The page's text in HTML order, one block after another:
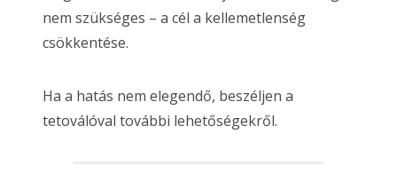
nem szükséges – a cél a kellemetlenség
csökkentése.
Ha a hatás nem elegendő, beszéljen a
tetoválóval további lehetőségekről.